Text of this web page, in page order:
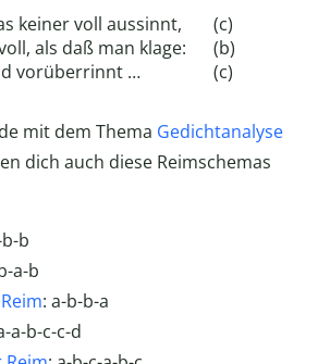
keiner voll aussinnt,
(c)
als daß man klage:
(b)
vorüberrinnt …
(c)
mit dem Thema Gedichtanalyse
dich auch diese Reimschemas
b
a-b
: a-b-b-a
a-b-c-c-d